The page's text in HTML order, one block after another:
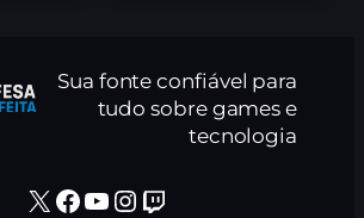
Sua fonte confiável para
tudo sobre games e
tecnologia
X Facebook Youtube Instagram Twitch